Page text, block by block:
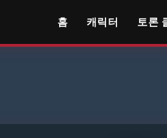
홈 캐릭터 토론